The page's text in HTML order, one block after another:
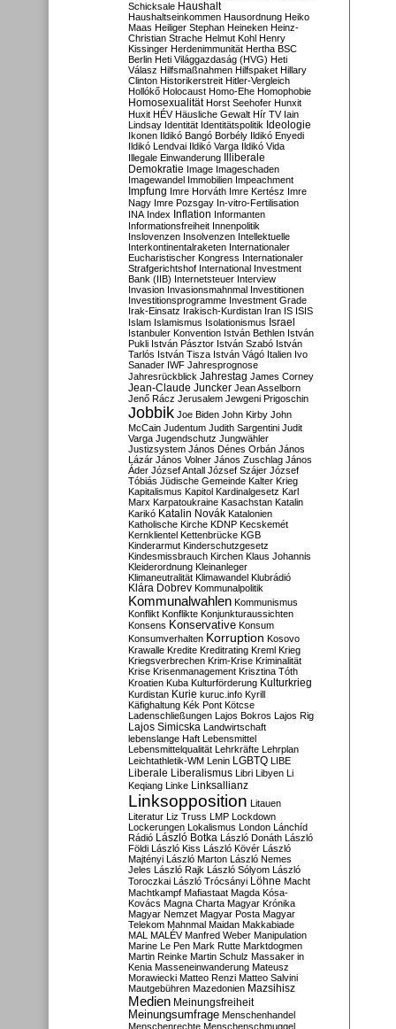
Schicksale Haushalt
Haushaltseinkommen Hausordnung Heiko
Maas Heiliger Stephan Heineken Heinz-
Christian Strache Helmut Kohl Henry
Kissinger Herdenimmunität Hertha BSC
Berlin Heti Világgazdaság (HVG) Heti
Válasz Hilfsmaßnahmen Hilfspaket Hillary
Clinton Historikerstreit Hitler-Vergleich
Hollókő Holocaust Homo-Ehe Homophobie
Homosexualität Horst Seehofer Hunxit
Huxit HÉV Häusliche Gewalt Hír TV Iain
Lindsay Identität Identitätspolitik Ideologie
Ikonen Ildikó Bangó Borbély Ildikó Enyedi
Ildikó Lendvai Ildikó Varga Ildikó Vida
Illegale Einwanderung Illiberale
Demokratie Image Imageschaden
Imagewandel Immobilien Impeachment
Impfung Imre Horváth Imre Kertész Imre
Nagy Imre Pozsgay In-vitro-Fertilisation
INA Index Inflation Informanten
Informationsfreiheit Innenpolitik
Inslovenzen Insolvenzen Intellektuelle
Interkontinentalraketen Internationaler
Eucharistischer Kongress Internationaler
Strafgerichtshof International Investment
Bank (IIB) Internetsteuer Interview
Invasion Invasionsmahnmal Investitionen
Investitionsprogramme Investment Grade
Irak-Einsatz Irakisch-Kurdistan Iran IS ISIS
Islam Islamismus Isolationismus Israel
Istanbuler Konvention István Bethlen István
Pukli István Pásztor István Szabó István
Tarlós István Tisza István Vágó Italien Ivo
Sanader IWF Jahresprognose
Jahresrückblick Jahrestag James Corney
Jean-Claude Juncker Jean Asselborn
Jenő Rácz Jerusalem Jewgeni Prigoschin
Jobbik Joe Biden John Kirby John
McCain Judentum Judith Sargentini Judit
Varga Jugendschutz Jungwähler
Justizsystem János Dénes Orbán János
Lázár János Volner János Zuschlag János
Áder József Antall József Szájer József
Tóbiás Jüdische Gemeinde Kalter Krieg
Kapitalismus Kapitol Kardinalgesetz Karl
Marx Karpatoukraine Kasachstan Katalin
Karikó Katalin Novák Katalonien
Katholische Kirche KDNP Kecskemét
Kernklientel Kettenbrücke KGB
Kinderarmut Kinderschutzgesetz
Kindesmissbrauch Kirchen Klaus Johannis
Kleiderordnung Kleinanleger
Klimaneutralität Klimawandel Klubrádió
Klára Dobrev Kommunalpolitik
Kommunalwahlen Kommunismus
Konflikt Konflikte Konjunkturaussichten
Konsens Konservative Konsum
Konsumverhalten Korruption Kosovo
Krawalle Kredite Kreditrating Kreml Krieg
Kriegsverbrechen Krim-Krise Kriminalität
Krise Krisenmanagement Krisztina Tóth
Kroatien Kuba Kulturförderung Kulturkrieg
Kurdistan Kurie kuruc.info Kyrill
Käfighaltung Kék Pont Kötcse
Ladenschließungen Lajos Bokros Lajos Rig
Lajos Simicska Landwirtschaft
lebenslange Haft Lebensmittel
Lebensmittelqualität Lehrkräfte Lehrplan
Leichtathletik-WM Lenin LGBTQ LIBE
Liberale Liberalismus Libri Libyen Li
Keqiang Linke Linksallianz
Linksopposition Litauen
Literatur Liz Truss LMP Lockdown
Lockerungen Lokalismus London Lánchíd
Rádió
László Botka László Donáth László
Földi László Kiss László Kövér László
Majtényi László Marton László Nemes
Jeles László Rajk László Sólyom László
Toroczkai László Trócsányi Löhne Macht
Machtkampf Mafiastaat Magda Kósa-
Kovács Magna Charta Magyar Krónika
Magyar Nemzet Magyar Posta Magyar
Telekom Mahnmal Maidan Makkabiade
MAL MALÉV Manfred Weber Manipulation
Marine Le Pen Mark Rutte Marktdogmen
Martin Reinke Martin Schulz Massaker in
Kenia Masseneinwanderung Mateusz
Morawiecki Matteo Renzi Matteo Salvini
Mautgebühren Mazedonien Mazsihisz
Medien Meinungsfreiheit
Meinungsumfrage Menschenhandel
Menschenrechte Menschenschmuggel